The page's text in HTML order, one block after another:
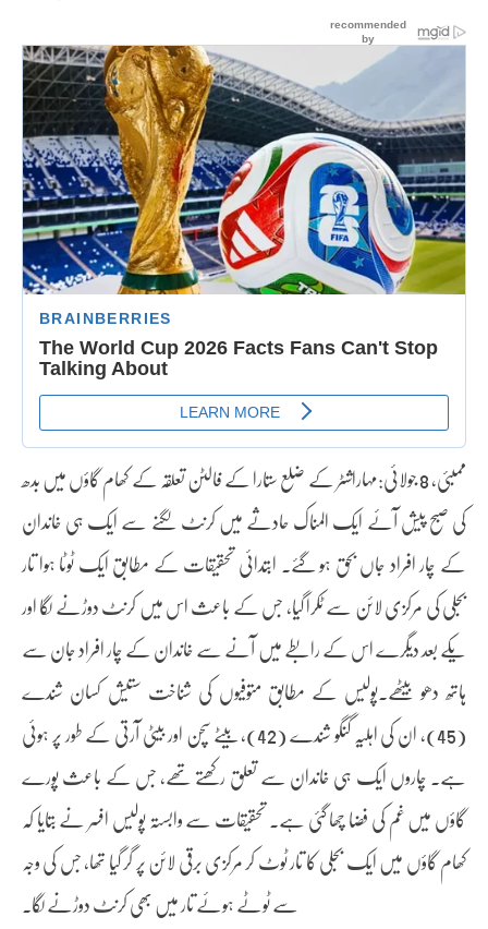
ممبئی، 8 جولائی:مہاراشٹر کے ضلع ستارا کے فالٹن تعلقہ کے کھام گاؤں میں بدھ
کی صبح پیش آئے ایک المناک حادثے میں کرنٹ لگنے سے ایک ہی خاندان
کے چار افراد جاں بحق ہو گئے۔ ابتدائی تحقیقات کے مطابق ایک ٹوٹا ہوا تار
بجلی کی مرکزی لائن سے ٹکرا گیا، جس کے باعث اس میں کرنٹ دوڑنے لگا اور
یکے بعد دیگرے اس کے رابطے میں آنے سے خاندان کے چار افراد جان سے
ہاتھ دھو بیٹھے۔پولیس کے مطابق متوفیوں کی شناخت ستیش کسان شندے
(45)، ان کی اہلیہ گنگو شندے (42)، بیٹے سچن اور بیٹی آرتی کے طور پر ہوئی
ہے۔ چاروں ایک ہی خاندان سے تعلق رکھتے تھے، جس کے باعث پورے
گاؤں میں غم کی فضا چھا گئی ہے۔ تحقیقات سے وابستہ پولیس افسر نے بتایا کہ
کھام گاؤں میں ایک بجلی کا تار ٹوٹ کر مرکزی برقی لائن پر گر گیا تھا، جس کی وجہ
سے ٹوٹے ہوئے تار میں بھی کرنٹ دوڑنے لگا۔